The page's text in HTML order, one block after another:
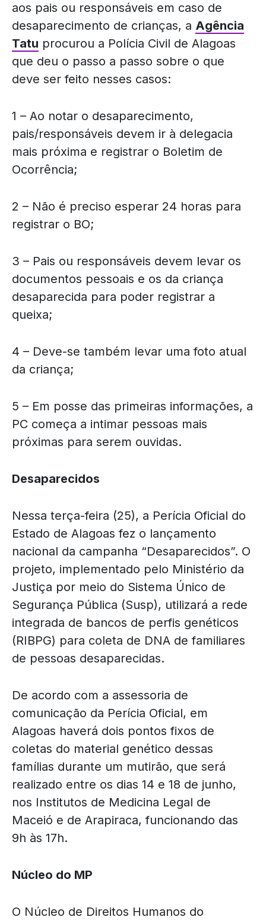
aos pais ou responsáveis em caso de
desaparecimento de crianças, a Agência
Tatu procurou a Polícia Civil de Alagoas
que deu o passo a passo sobre o que
deve ser feito nesses casos:
1 – Ao notar o desaparecimento,
pais/responsáveis devem ir à delegacia
mais próxima e registrar o Boletim de
Ocorrência;
2 – Não é preciso esperar 24 horas para
registrar o BO;
3 – Pais ou responsáveis devem levar os
documentos pessoais e os da criança
desaparecida para poder registrar a
queixa;
4 – Deve-se também levar uma foto atual
da criança;
5 – Em posse das primeiras informações, a
PC começa a intimar pessoas mais
próximas para serem ouvidas.
Desaparecidos
Nessa terça-feira (25), a Perícia Oficial do
Estado de Alagoas fez o lançamento
nacional da campanha “Desaparecidos”. O
projeto, implementado pelo Ministério da
Justiça por meio do Sistema Único de
Segurança Pública (Susp), utilizará a rede
integrada de bancos de perfis genéticos
(RIBPG) para coleta de DNA de familiares
de pessoas desaparecidas.
De acordo com a assessoria de
comunicação da Perícia Oficial, em
Alagoas haverá dois pontos fixos de
coletas do material genético dessas
famílias durante um mutirão, que será
realizado entre os dias 14 e 18 de junho,
nos Institutos de Medicina Legal de
Maceió e de Arapiraca, funcionando das
9h às 17h.
Núcleo do MP
O Núcleo de Direitos Humanos do